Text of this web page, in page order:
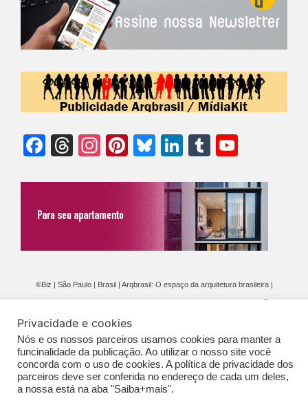
Facebook
Threads
Instagram
Pinterest
Bluesky
LinkedIn
Tumblr
©Biz | São Paulo | Brasil | Arqbrasil: O espaço da arquitetura brasileira |
GERAIS DE PUBLICAÇÃO (CGP
Privacidade e cookies
Nós e os nossos parceiros usamos cookies para manter a
funcinalidade da publicação. Ao utilizar o nosso site você
concorda com o uso de cookies. A política de privacidade dos
parceiros deve ser conferida no endereço de cada um deles,
a nossa está na aba "Saiba+mais".